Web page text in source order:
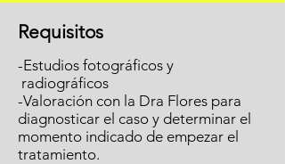
Requisitos
-Estudios fotográficos y
radiográficos
-Valoración con la Dra Flores para
diagnosticar el caso y determinar el
momento indicado de empezar el
tratamiento.